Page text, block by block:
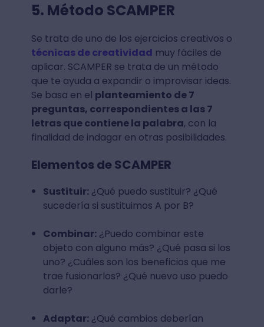
5. Método SCAMPER
Se trata de uno de los ejercicios creativos o
técnicas de creatividad muy fáciles de
aplicar. SCAMPER se trata de un método
que te ayuda a expandir o improvisar ideas.
Se basa en el planteamiento de 7
preguntas, correspondientes a las 7
letras que contiene la palabra, con la
finalidad de indagar en otras posibilidades.
Elementos de SCAMPER
Sustituir:¿Qué puedo sustituir? ¿Qué
sucedería si sustituimos A por B?
Combinar:¿Puedo combinar este
objeto con alguno más? ¿Qué pasa si los
uno? ¿Cuáles son los beneficios que me
trae fusionarlos? ¿Qué nuevo uso puedo
darle?
Adaptar:¿Qué cambios deberían